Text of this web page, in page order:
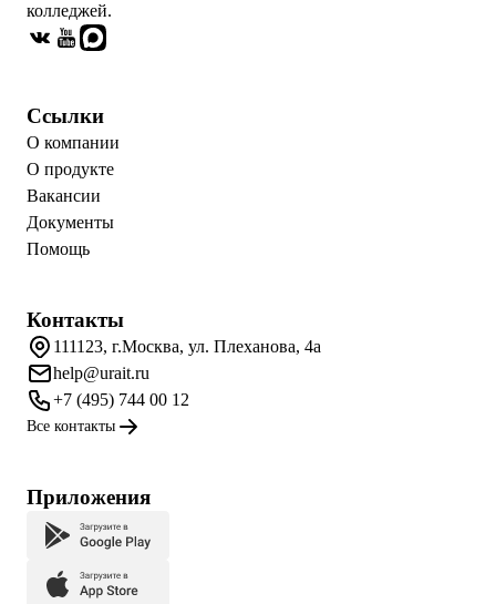
колледжей.
Ссылки
О компании
О продукте
Вакансии
Документы
Помощь
Контакты
111123, г.Москва, ул. Плеханова, 4а
help@urait.ru
+7 (495) 744 00 12
Все контакты
Приложения